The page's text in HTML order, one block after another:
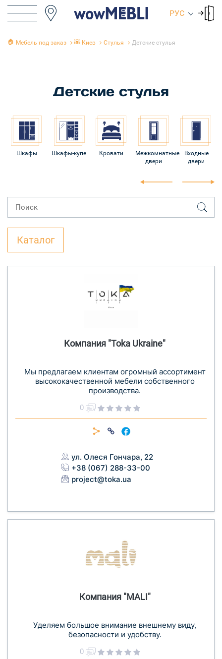
РУС
🏠 Мебель под заказ 🌇 Киев Стулья Детские стулья
Детские стулья
Шкафы Шкафы-купе Кровати
Межкомнатные
двери
Входные
двери
Каталог
Компания "Toka Ukraine"
Мы предлагаем клиентам огромный ассортимент
высококачественной мебели собственного
производства.
0
ул. Олеся Гончара, 22
+38 (067) 288-33-00
project@toka.ua
Компания "MALI"
Уделяем большое внимание внешнему виду,
безопасности и удобству.
0